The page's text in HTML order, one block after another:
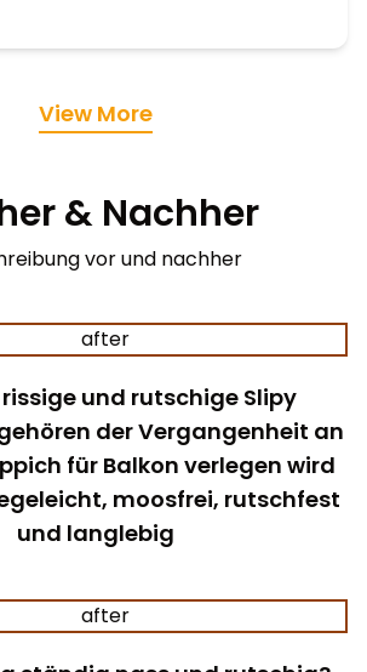
View More
& Nachher
vor und nachher
und rutschige Slipy
der Vergangenheit an
für Balkon verlegen wird
moosfrei, rutschfest
und langlebig